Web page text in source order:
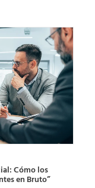
Cómo los
en Bruto”